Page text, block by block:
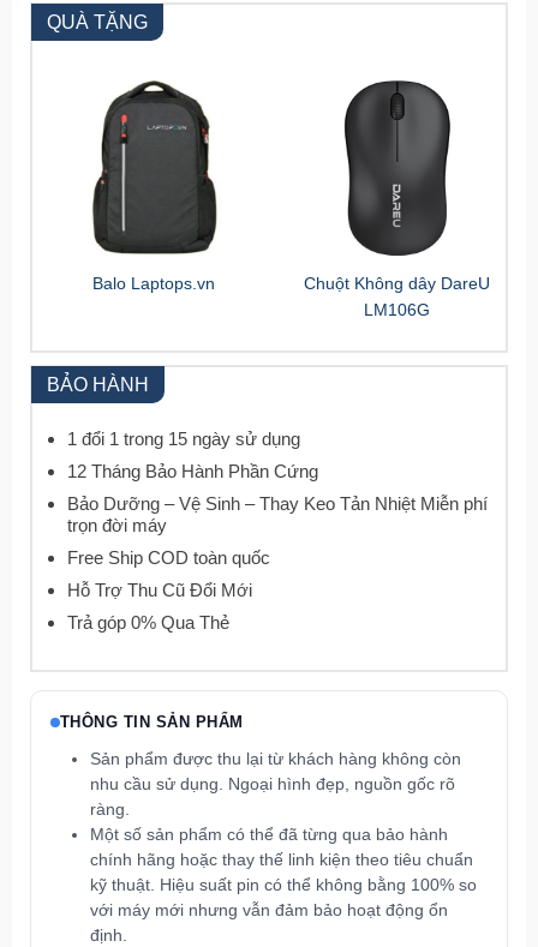
QUÀ TẶNG
Balo Laptops.vn
Chuột Không dây DareU
LM106G
BẢO HÀNH
1 đổi 1 trong 15 ngày sử dụng
12 Tháng Bảo Hành Phần Cứng
Bảo Dưỡng – Vệ Sinh – Thay Keo Tản Nhiệt Miễn phí
trọn đời máy
Free Ship COD toàn quốc
Hỗ Trợ Thu Cũ Đổi Mới
Trả góp 0% Qua Thẻ
THÔNG TIN SẢN PHẨM
Sản phẩm được thu lại từ khách hàng không còn
nhu cầu sử dụng. Ngoại hình đẹp, nguồn gốc rõ
ràng.
Một số sản phẩm có thể đã từng qua bảo hành
chính hãng hoặc thay thế linh kiện theo tiêu chuẩn
kỹ thuật. Hiệu suất pin có thể không bằng 100% so
với máy mới nhưng vẫn đảm bảo hoạt động ổn
định.